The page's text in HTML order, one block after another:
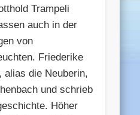
Trampeli
auch in der
von
Friederike
alias die Neuberin,
und schrieb
Höher